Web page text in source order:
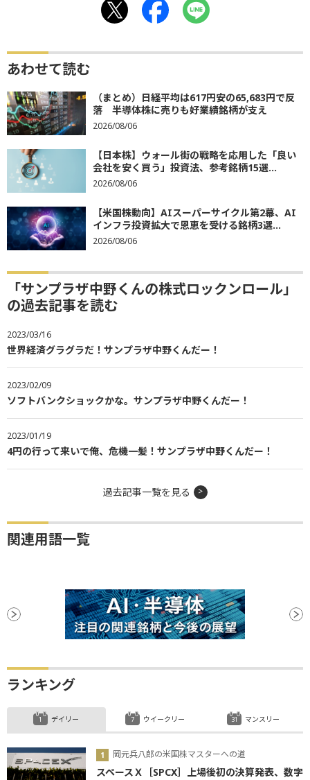
あわせて読む
（まとめ）日経平均は617円安の65,683円で反
落 半導体株に売りも好業績銘柄が支え
2026/08/06
【日本株】ウォール街の戦略を応用した「良い
会社を安く買う」投資法、参考銘柄15選...
2026/08/06
【米国株動向】AIスーパーサイクル第2幕、AI
インフラ投資拡大で恩恵を受ける銘柄3選...
2026/08/06
「サンプラザ中野くんの株式ロックンロール」
の過去記事を読む
2023/03/16
世界経済グラグラだ！サンプラザ中野くんだー！
2023/02/09
ソフトバンクショックかな。サンプラザ中野くんだー！
2023/01/19
4円の行って来いで俺、危機一髪！サンプラザ中野くんだー！
過去記事一覧を見る
関連用語一覧
ランキング
デイリー
岡元兵八郎の米国株マスターへの道
スペースＸ［SPCX］上場後初の決算発表、数字
ウイークリー マンスリー